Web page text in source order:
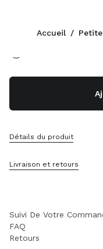
Couleur: Blue/Sky Blue
Détails du produit
Livraison et retours
Accueil /
+377 97 98 22 53
Localisation Boutique
Suivi De Votre
FAQ
Retours